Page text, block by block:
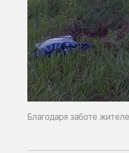
Благодаря заботе